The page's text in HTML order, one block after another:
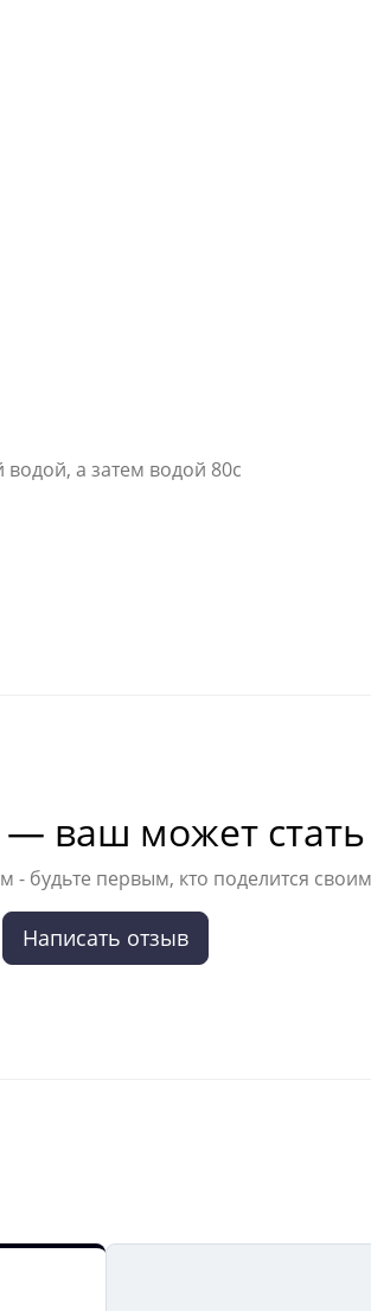
а затем водой 80с
ваш может
- будьте первым, кто поделится
Написать отзыв